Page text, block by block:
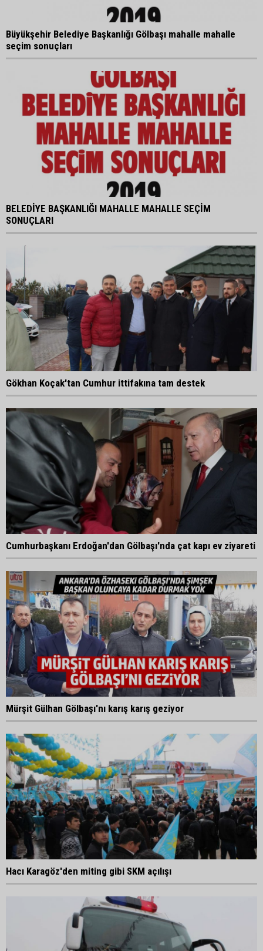
Büyükşehir Belediye Başkanlığı Gölbaşı mahalle mahalle
seçim sonuçları
BELEDİYE BAŞKANLIĞI MAHALLE MAHALLE SEÇİM
SONUÇLARI
Gökhan Koçak'tan Cumhur ittifakına tam destek
Cumhurbaşkanı Erdoğan'dan Gölbaşı'nda çat kapı ev ziyareti
Mürşit Gülhan Gölbaşı'nı karış karış geziyor
Hacı Karagöz'den miting gibi SKM açılışı